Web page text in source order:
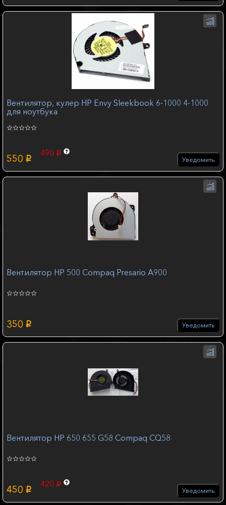
Вентилятор, кулер HP Envy Sleekbook 6-1000 4-1000
для ноутбука
550 p
490 p
Уведомить
Вентилятор HP 500 Compaq Presario A900
350 p Уведомить
Вентилятор HP 650 655 G58 Compaq CQ58
450 p
420 p
Уведомить